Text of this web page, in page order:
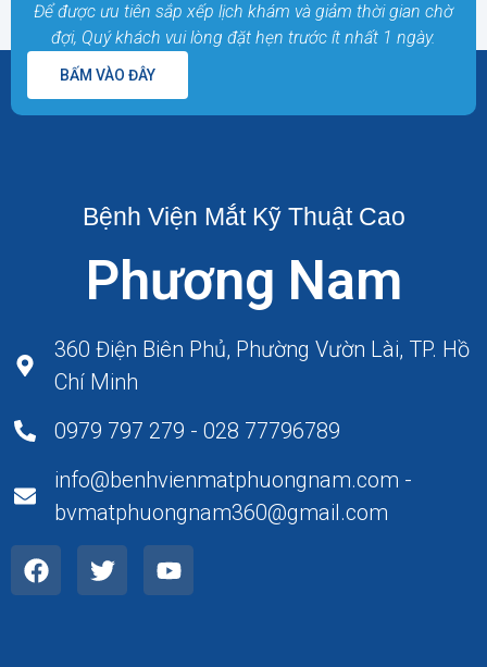
Để được ưu tiên sắp xếp lịch khám và giảm thời gian chờ
đợi, Quý khách vui lòng đặt hẹn trước ít nhất 1 ngày.
BẤM VÀO ĐÂY
Bệnh Viện Mắt Kỹ Thuật Cao
Phương Nam
360 Điện Biên Phủ, Phường Vườn Lài, TP. Hồ
Chí Minh
0979 797 279 - 028 77796789
info@benhvienmatphuongnam.com -
bvmatphuongnam360@gmail.com